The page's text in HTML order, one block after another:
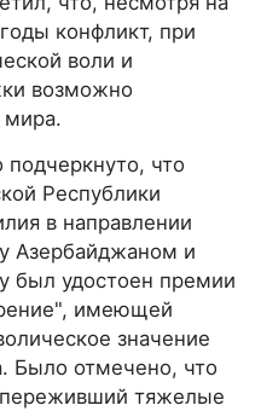
конфликт, при
воли и
возможно
мира.
что
Республики
в направлении
Азербайджаном и
был удостоен премии
имеющей
значение
Было отмечено, что
тяжелые